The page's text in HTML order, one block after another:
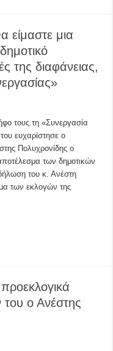
είμαστε μια
της διαφάνειας,
τους τη «Συνεργασία
ευχαρίστησε ο
Πολυχρονίδης ο
των δημοτικών
του κ. Ανέστη
των εκλογών της
ο Ανέστης